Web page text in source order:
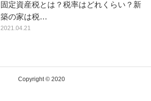
固定資産税とは？税率はどれくらい？新
築の家は税…
2021.04.21
Copyright © 2020